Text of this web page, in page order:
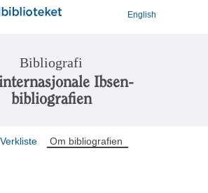
English
Bibliografi
Ibsen-
bibliografien
Verkliste Om bibliografien